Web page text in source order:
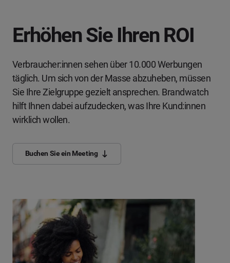
Erhöhen Sie Ihren ROI
Verbraucher:innen sehen über 10.000 Werbungen
täglich. Um sich von der Masse abzuheben, müssen
Sie Ihre Zielgruppe gezielt ansprechen. Brandwatch
hilft Ihnen dabei aufzudecken, was Ihre Kund:innen
wirklich wollen.
Buchen Sie ein Meeting